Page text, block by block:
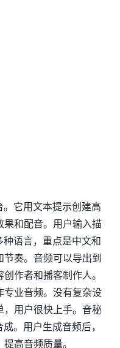
它用文本提示创建高
和配音。用户输入描
语言，重点是中文和
奏。音频可以导出到
作者和播客制作人。
业音频。没有复杂设
用户很快上手。音秘
。用户生成音频后，
高音频质量。